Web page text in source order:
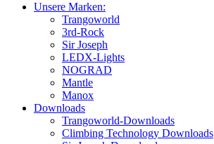
Unsere Marken:
Trangoworld
3rd-Rock
Sir Joseph
LEDX-Lights
NOGRAD
Mantle
Manox
Downloads
Trangoworld-Downloads
Climbing Technology Downloads